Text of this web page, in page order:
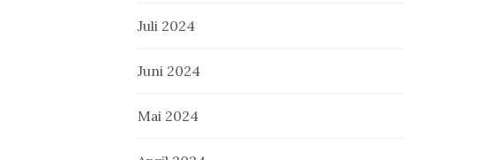
Juli 2024
Juni 2024
Mai 2024